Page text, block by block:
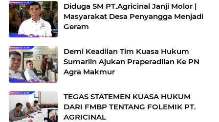
Diduga SM PT.Agricinal Janji Molor |
Masyarakat Desa Penyangga Menjadi
Geram
Demi Keadilan Tim Kuasa Hukum
Sumarlin Ajukan Praperadilan Ke PN
Agra Makmur
TEGAS STATEMEN KUASA HUKUM
DARI FMBP TENTANG FOLEMIK PT.
AGRICINAL